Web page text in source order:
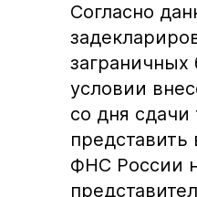
Согласно
заграничных
условии
со дня
ФНС России